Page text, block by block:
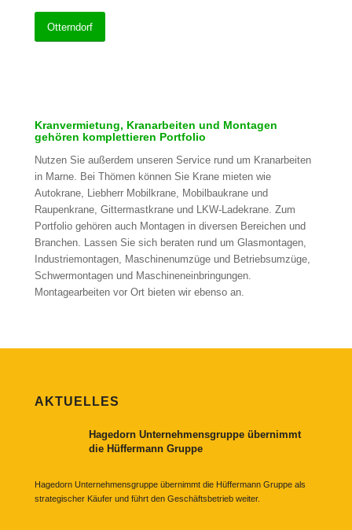
Otterndorf
Kranvermietung, Kranarbeiten und Montagen
gehören komplettieren Portfolio
Nutzen Sie außerdem unseren Service rund um Kranarbeiten
in Marne. Bei Thömen können Sie Krane mieten wie
Autokrane, Liebherr Mobilkrane, Mobilbaukrane und
Raupenkrane, Gittermastkrane und LKW-Ladekrane. Zum
Portfolio gehören auch Montagen in diversen Bereichen und
Branchen. Lassen Sie sich beraten rund um Glasmontagen,
Industriemontagen, Maschinenumzüge und Betriebsumzüge,
Schwermontagen und Maschineneinbringungen.
Montagearbeiten vor Ort bieten wir ebenso an.
AKTUELLES
Hagedorn Unternehmensgruppe übernimmt
die Hüffermann Gruppe
Hagedorn Unternehmensgruppe übernimmt die Hüffermann Gruppe als
strategischer Käufer und führt den Geschäftsbetrieb weiter.